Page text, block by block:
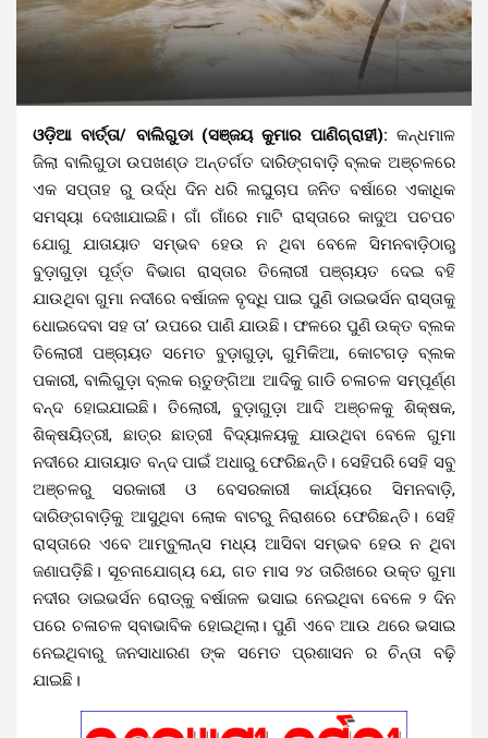
ଓଡ଼ିଆ ବାର୍ତ୍ତା/ ବାଲିଗୁଡା (ସଞ୍ଜୟ କୁମାର ପାଣିଗ୍ରାହୀ): କନ୍ଧମାଳ
ଜିଲା ବାଲିଗୁଡା ଉପଖଣ୍ଡ ଅନ୍ତର୍ଗତ ଦାରିଙ୍ଗବାଡ଼ି ବ୍ଲକ ଅଞ୍ଚଳରେ
ଏକ ସପ୍ତାହ ରୁ ଉର୍ଦ୍ଧ ଦିନ ଧରି ଲଘୁଚାପ ଜନିତ ବର୍ଷାରେ ଏକାଧିକ
ସମସ୍ୟା ଦେଖାଯାଇଛି। ଗାଁ ଗାଁରେ ମାଟି ରାସ୍ତାରେ କାଦୁଅ ପଚପଚ
ଯୋଗୁ ଯାତାୟାତ ସମ୍ଭବ ହେଉ ନ ଥିବା ବେଳେ ସିମନବାଡ଼ିଠାରୁ
ବୁଡ଼ାଗୁଡ଼ା ପୂର୍ତ୍ତ ବିଭାଗ ରାସ୍ତାର ତିଲୋରୀ ପଞ୍ଚାୟତ ଦେଇ ବହି
ଯାଉଥିବା ଗୁମା ନଦୀରେ ବର୍ଷାଜଳ ବୃଦ୍ଧି ପାଇ ପୁଣି ଡାଇଭର୍ସନ ରାସ୍ତାକୁ
ଧୋଇଦେବା ସହ ତା’ ଉପରେ ପାଣି ଯାଉଛି। ଫଳରେ ପୁଣି ଉକ୍ତ ବ୍ଲକ
ତିଲୋରୀ ପଞ୍ଚାୟତ ସମେତ ବୁଡ଼ାଗୁଡ଼ା, ଗୁମିକିଆ, କୋଟଗଡ଼ ବ୍ଲକ
ପକାରୀ, ବାଲିଗୁଡ଼ା ବ୍ଲକ ଋତୁଙ୍ଗିଆ ଆଦିକୁ ଗାଡି ଚଳାଚଳ ସମ୍ପୂର୍ଣ୍ଣ
ବନ୍ଦ ହୋଇଯାଇଛି। ତିଲୋରୀ, ବୁଡ଼ାଗୁଡ଼ା ଆଦି ଅଞ୍ଚଳକୁ ଶିକ୍ଷକ,
ଶିକ୍ଷୟିତ୍ରୀ, ଛାତ୍ର ଛାତ୍ରୀ ବିଦ୍ୟାଳୟକୁ ଯାଉଥିବା ବେଳେ ଗୁମା
ନଦୀରେ ଯାତାୟାତ ବନ୍ଦ ପାଇଁ ଅଧାରୁ ଫେରିଛନ୍ତି। ସେହିପରି ସେହି ସବୁ
ଅଞ୍ଚଳରୁ ସରକାରୀ ଓ ବେସରକାରୀ କାର୍ଯ୍ୟରେ ସିମନବାଡ଼ି,
ଦାରିଙ୍ଗବାଡ଼ିକୁ ଆସୁଥିବା ଲୋକ ବାଟରୁ ନିରାଶରେ ଫେରିଛନ୍ତି। ସେହି
ରାସ୍ତାରେ ଏବେ ଆମ୍ବୁଲାନ୍ସ ମଧ୍ୟ ଆସିବା ସମ୍ଭବ ହେଉ ନ ଥିବା
ଜଣାପଡ଼ିଛି। ସୂଚନାଯୋଗ୍ୟ ଯେ, ଗତ ମାସ ୨୪ ତାରିଖରେ ଉକ୍ତ ଗୁମା
ନଦୀର ଡାଇଭର୍ସନ ରୋଡ୍‌କୁ ବର୍ଷାଜଳ ଭସାଇ ନେଇଥିବା ବେଳେ ୨ ଦିନ
ପରେ ଚଳାଚଳ ସ୍ବାଭାବିକ ହୋଇଥିଲା। ପୁଣି ଏବେ ଆଉ ଥରେ ଭସାଇ
ନେଇଥିବାରୁ ଜନସାଧାରଣ ଙ୍କ ସମେତ ପ୍ରଶାସନ ର ଚିନ୍ତା ବଢ଼ି
ଯାଇଛି।